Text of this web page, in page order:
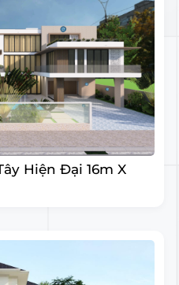
Hiện Đại 16m X